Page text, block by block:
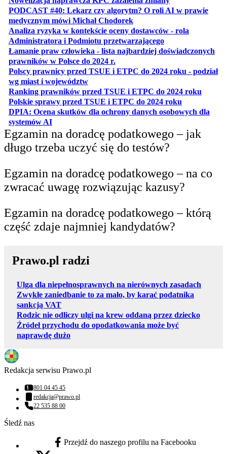
PODCAST #40: Lekarz czy algorytm? O roli AI w prawie
medycznym mówi Michał Chodorekotwiera się w nowej karcie
Analiza ryzyka w kontekście oceny dostawców - rola
Administratora i Podmiotu przetwarzającegootwiera się w
Łamanie praw człowieka - lista najbardziej doświadczonych
prawników w Polsce do 2024 r.
Polscy prawnicy przed TSUE i ETPC do 2024 roku - podział
wg miast i województwotwiera się w nowej karcie
Ranking prawników przed TSUE i ETPC do 2024 roku
Polskie sprawy przed TSUE i ETPC do 2024 roku
DPIA: Ocena skutków dla ochrony danych osobowych dla
systemów AIotwiera się w nowej karcie
Egzamin na doradcę podatkowego – jak
długo trzeba uczyć się do testów?
Egzamin na doradcę podatkowego – na co
zwracać uwagę rozwiązując kazusy?
Egzamin na doradcę podatkowego – którą
część zdaje najmniej kandydatów?
Prawo.pl radzi
Ulga dla niepełnosprawnych na nierównych zasadach
Zwykłe zaniedbanie to za mało, by karać podatnika
sankcją VAT
Rodzic nie odliczy ulgi na krew oddaną przez dziecko
Źródeł przychodu do opodatkowania może być
naprawdę dużo
Redakcja serwisu Prawo.pl
Numer telefonu:
801 04 45 45
Adres email:
redakcja@prawo.pl
Numer telefonu:
22 535 88 00
Śledź nas
facebook - otwiera się w nowej karcie
Przejdź do naszego profilu na Facebooku